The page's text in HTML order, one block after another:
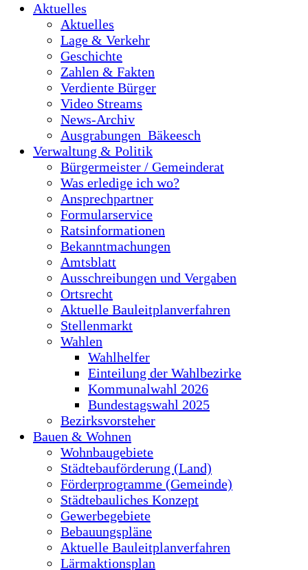
Aktuelles
Aktuelles
Lage & Verkehr
Geschichte
Zahlen & Fakten
Verdiente Bürger
Video Streams
News-Archiv
Ausgrabungen_Bäkeesch
Verwaltung & Politik
Bürgermeister / Gemeinderat
Was erledige ich wo?
Ansprechpartner
Formularservice
Ratsinformationen
Bekanntmachungen
Amtsblatt
Ausschreibungen und Vergaben
Ortsrecht
Aktuelle Bauleitplanverfahren
Stellenmarkt
Wahlen
Wahlhelfer
Einteilung der Wahlbezirke
Kommunalwahl 2026
Bundestagswahl 2025
Bezirksvorsteher
Bauen & Wohnen
Wohnbaugebiete
Städtebauförderung (Land)
Förderprogramme (Gemeinde)
Städtebauliches Konzept
Gewerbegebiete
Bebauungspläne
Aktuelle Bauleitplanverfahren
Lärmaktionsplan